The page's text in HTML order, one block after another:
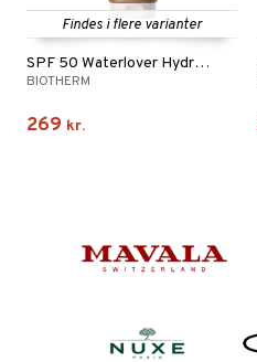
Findes i flere varianter
SPF 50 Waterlover Hydrating Sun Milk
BIOTHERM
269 kr.